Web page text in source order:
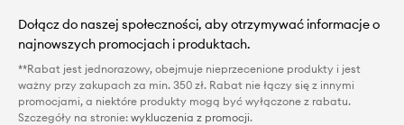
Dołącz do naszej społeczności, aby otrzymywać informacje o
najnowszych promocjach i produktach.
**Rabat jest jednorazowy, obejmuje nieprzecenione produkty i jest
ważny przy zakupach za min. 350 zł. Rabat nie łączy się z innymi
promocjami, a niektóre produkty mogą być wyłączone z rabatu.
Szczegóły na stronie: wykluczenia z promocji.